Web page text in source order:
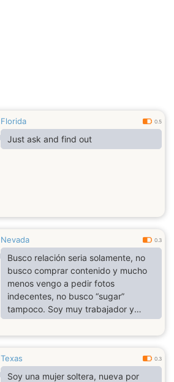
Florida 0.5
Just ask and find out
Nevada 0.3
Busco relación seria solamente, no
busco comprar contenido y mucho
menos vengo a pedir fotos
indecentes, no busco “sugar”
tampoco. Soy muy trabajador y
tranquilo.
Texas 0.3
Soy una mujer soltera, nueva por